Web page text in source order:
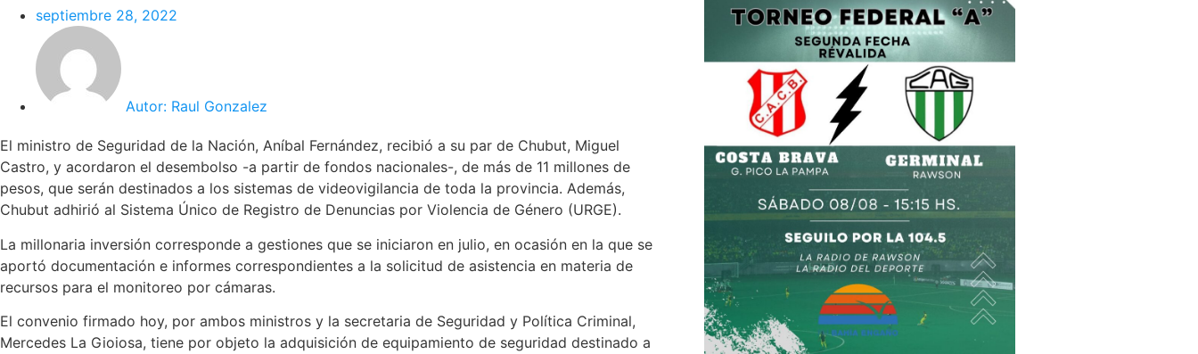
septiembre 28, 2022
Autor: Raul Gonzalez
El ministro de Seguridad de la Nación, Aníbal Fernández, recibió a su par de Chubut, Miguel
Castro, y acordaron el desembolso -a partir de fondos nacionales-, de más de 11 millones de
pesos, que serán destinados a los sistemas de videovigilancia de toda la provincia. Además,
Chubut adhirió al Sistema Único de Registro de Denuncias por Violencia de Género (URGE).
La millonaria inversión corresponde a gestiones que se iniciaron en julio, en ocasión en la que se
aportó documentación e informes correspondientes a la solicitud de asistencia en materia de
recursos para el monitoreo por cámaras.
El convenio firmado hoy, por ambos ministros y la secretaria de Seguridad y Política Criminal,
Mercedes La Gioiosa, tiene por objeto la adquisición de equipamiento de seguridad destinado a